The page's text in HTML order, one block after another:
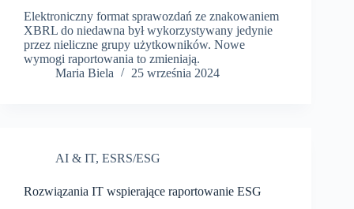
Elektroniczny format sprawozdań ze znakowaniem
XBRL do niedawna był wykorzystywany jedynie
przez nieliczne grupy użytkowników. Nowe
wymogi raportowania to zmieniają.
Maria Biela
25 września 2024
AI & IT, ESRS/ESG
Rozwiązania IT wspierające raportowanie ESG